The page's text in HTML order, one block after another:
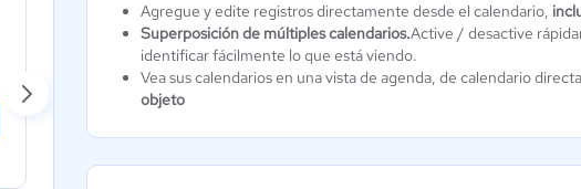
Aurora Inbox
3.9 / 5
Whatspot
calificación
Agregue y edite registros directamente desde el calendario,
Superposición de múltiples calendarios.Active / desactive
identificar fácilmente lo que está viendo.
Vea sus calendarios en una vista de agenda, de calendario
objeto